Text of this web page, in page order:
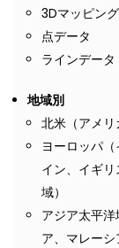
3Dマッピング
点データ
ラインデータ
地域別
北米（アメリ
ヨーロッパ
イン、イギ
域）
アジア太平
ア、マレー